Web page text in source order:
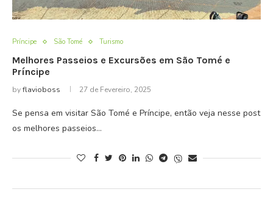
Príncipe São Tomé Turismo
Melhores Passeios e Excursões em São Tomé e
Príncipe
byflavioboss 27 de Fevereiro, 2025
Se pensa em visitar São Tomé e Príncipe, então veja nesse post
os melhores passeios…